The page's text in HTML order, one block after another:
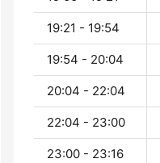
19:21 - 19:54
19:54 - 20:04
20:04 - 22:04
22:04 - 23:00
23:00 - 23:16